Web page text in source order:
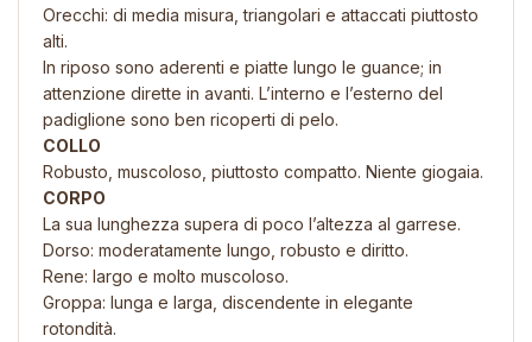
Orecchi: di media misura, triangolari e attaccati piuttosto
alti.
In riposo sono aderenti e piatte lungo le guance; in
attenzione dirette in avanti. L’interno e l’esterno del
padiglione sono ben ricoperti di pelo.
COLLO
Robusto, muscoloso, piuttosto compatto. Niente giogaia.
CORPO
La sua lunghezza supera di poco l’altezza al garrese.
Dorso: moderatamente lungo, robusto e diritto.
Rene: largo e molto muscoloso.
Groppa: lunga e larga, discendente in elegante
rotondità.